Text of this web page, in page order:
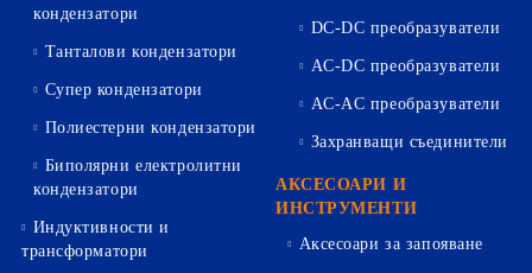
кондензатори
Танталови кондензатори
Супер кондензатори
Полиестерни кондензатори
Биполярни електролитни
кондензатори
Индуктивности и
трансформатори
DC-DC преобразуватели
AC-DC преобразуватели
AC-AC преобразуватели
Захранващи съединители
АКСЕСОАРИ И
ИНСТРУМЕНТИ
Аксесоари за запояване